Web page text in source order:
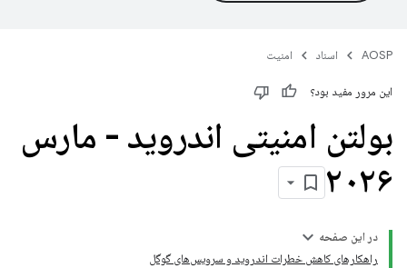
AOSP اسناد امنیت
این مرور مفید بود؟
بولتن امنیتی اندروید - مارس
۲۰۲۶
در این صفحه
راهکارهای کاهش خطرات اندروید و سرویس‌های گوگل